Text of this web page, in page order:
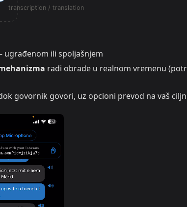
ugrađenom ili spoljašnjem
radi obrade u realnom vremenu
govornik govori, uz opcioni prevod na vaš